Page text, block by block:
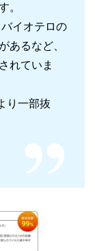
。
イオテロの
あるなど、
れていま
り一部抜